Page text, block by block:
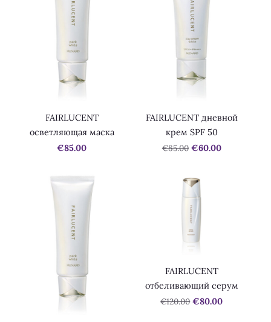
FAIRLUCENT
осветляющая маска
€85.00
FAIRLUCENT дневной
крем SPF 50
€85.00 €60.00
FAIRLUCENT
отбеливающий серум
€120.00 €80.00